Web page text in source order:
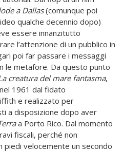
a Dallas(comunque poi
qualche decennio dopo)
essere innanzitutto
l’attenzione di un pubblico in
poi far passare i messaggi
le metafore. Da questo punto
creatura del mare fantasma,
1961 dal fidato
e realizzato per
a disposizione dopo aver
a Porto Rico. Dal momento
fiscali, perché non
velocemente un secondo